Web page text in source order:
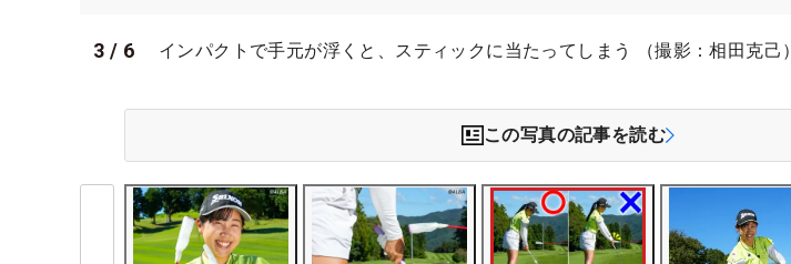
3 / 6 インパクトで手元が浮くと、スティックに当たってしまう （撮影：相田克己）
この写真の記事を読む